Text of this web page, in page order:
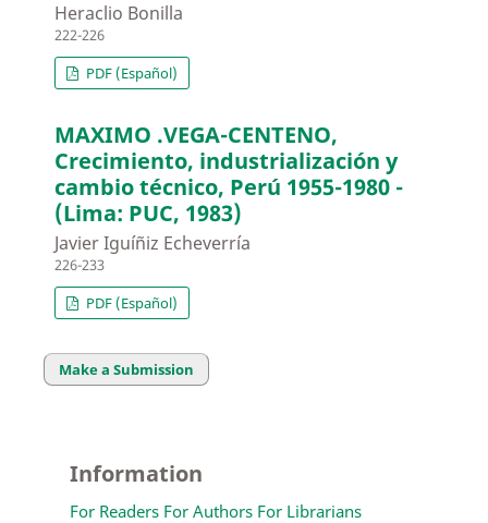
Heraclio Bonilla
222-226
PDF (Español)
MAXIMO .VEGA-CENTENO,
Crecimiento, industrialización y
cambio técnico, Perú 1955-1980 -
(Lima: PUC, 1983)
Javier Iguíñiz Echeverría
226-233
PDF (Español)
Make a Submission
Information
For Readers For Authors For Librarians